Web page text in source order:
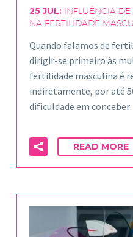
25 JUL: INFLUÊNCIA
NA FERTILIDADE
Quando falamos de
dirigir-se primeiro às
fertilidade masculina é
indiretamente, por até
dificuldade em conceber
READ MORE